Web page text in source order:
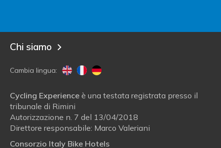
Chi siamo
Cambia lingua:
Cycling Experience è una testata registrata presso il
tribunale di Rimini
Autorizzazione n. 7 del 13/04/2018
Direttore responsabile: Marco Valeriani
Consorzio Italy Bike Hotels